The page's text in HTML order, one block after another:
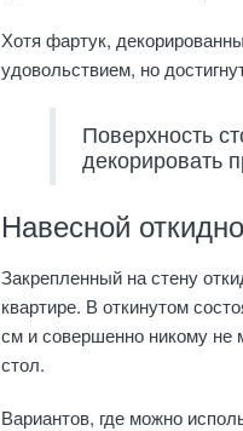
Хотя фартук,
удовольствием, но
Поверхность
декорировать
Навесной
Закрепленный на стену
квартире. В откинутом
см и совершенно никому не
стол.
Вариантов, где можно